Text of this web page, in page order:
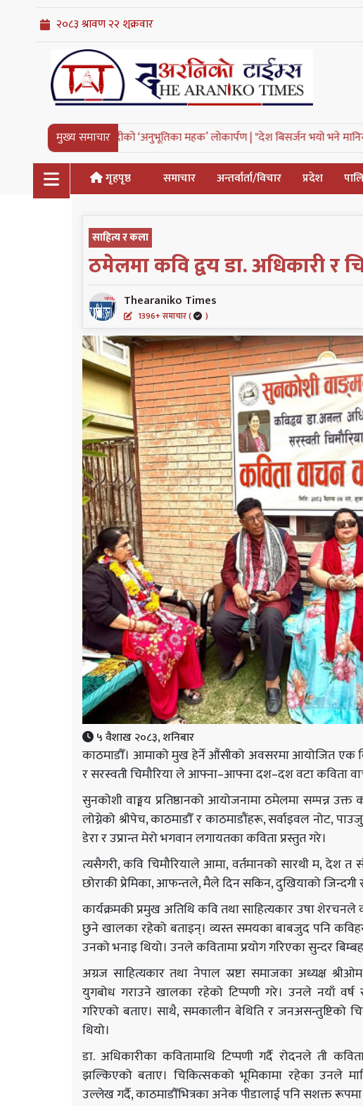
मुख्य समाचार
सुवेदीको ‘अनुभूतिका महक’ लोकार्पण |"देश बिसर्जन भयो भने मानिस आमाबाबु भएर
गृहपृष्ठ समाचार अन्तर्वार्ता/विचार प्रदेश
साहित्य र कला
ठमेलमा कवि द्वय डा. अधिकारी र
Thearaniko Times
1396+ समाचार ( )
५ वैशाख २०८३, शनिबार
काठमाडौँ। आमाको मुख हेर्ने औंसीको अवसरमा आयोजित एक
र सरस्वती चिमौरिया ले आफ्ना–आफ्ना दश–दश वटा कविता
सुनकोशी वाङ्मय प्रतिष्ठानको आयोजनामा ठमेलमा सम्पन्न
लोग्नेको श्रीपेच, काठमाडौँ र काठमाडौंहरू, सर्वाइवल नोट,
डेरा र उप्रान्त मेरो भगवान लगायतका कविता प्रस्तुत गरे।
त्यसैगरी, कवि चिमौरियाले आमा, वर्तमानको सारथी म, देश
छोराकी प्रेमिका, आफन्तले, मैले दिन सकिन, दुखियाको
कार्यक्रमकी प्रमुख अतिथि कवि तथा साहित्यकार उषा शेरचनले
छुने खालका रहेको बताइन्। व्यस्त समयका बाबजुद पनि
उनको भनाइ थियो। उनले कवितामा प्रयोग गरिएका सुन्दर
अग्रज साहित्यकार तथा नेपाल स्रष्टा समाजका अध्यक्ष
युगबोध गराउने खालका रहेको टिप्पणी गरे। उनले नयाँ वर्ष
गरिएको बताए। साथै, समकालीन बेथिति र
थियो।
डा. अधिकारीका कवितामाथि टिप्पणी गर्दै रोदनले ती
झल्किएको बताए। चिकित्सकको भूमिकामा रहेका उनले
उल्लेख गर्दै, काठमाडौँभित्रका अनेक पीडालाई पनि सशक्त रूपमा